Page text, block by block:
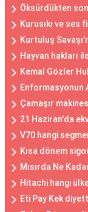
Öksürdükten
Kurusıkı ve ses
Kurtuluş
Hayvan hakları
Kemal Gözler
Enformasyonun
Çamaşır
21 Haziran'da
V70 hangi
Kısa dönem
Mısırda Ne
Hitachi hangi
Eti Pay Kek